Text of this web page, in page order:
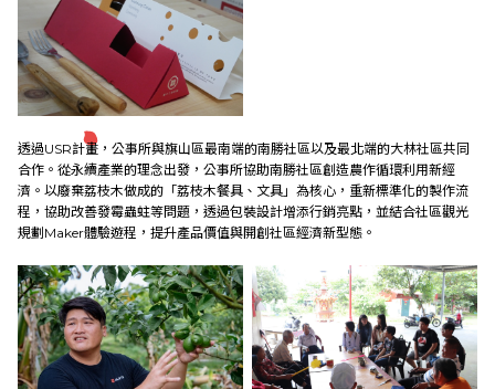
透過USR計畫，公事所與旗山區最南端的南勝社區以及最北端的大林社區共同
合作。從永續產業的理念出發，公事所協助南勝社區創造農作循環利用新經
濟。以廢棄荔枝木做成的「荔枝木餐具、文具」為核心，重新標準化的製作流
程，協助改善發霉蟲蛀等問題，透過包裝設計增添行銷亮點，並結合社區觀光
規劃Maker體驗遊程，提升產品價值與開創社區經濟新型態。